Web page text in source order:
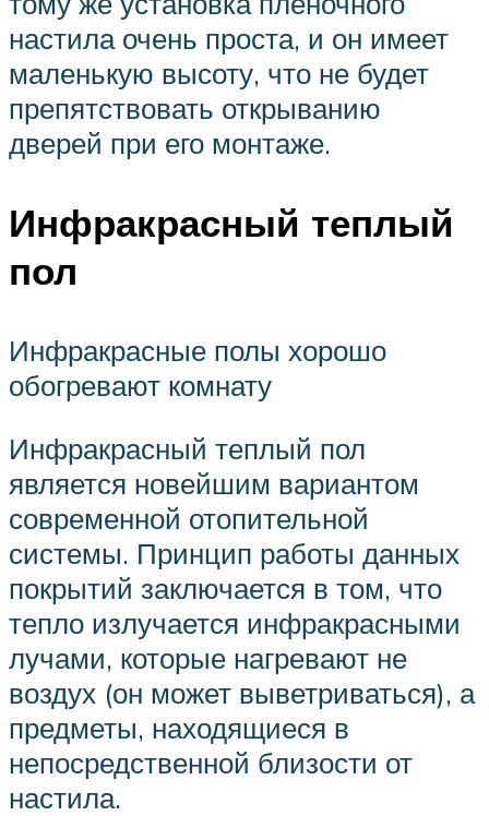
настила очень проста, и он имеет
маленькую высоту, что не будет
препятствовать открыванию
дверей при его монтаже.
Инфракрасный теплый
пол
Инфракрасные полы хорошо
обогревают комнату
Инфракрасный теплый пол
является новейшим вариантом
современной отопительной
системы. Принцип работы данных
покрытий заключается в том, что
тепло излучается инфракрасными
лучами, которые нагревают не
воздух (он может выветриваться), а
предметы, находящиеся в
непосредственной близости от
настила.